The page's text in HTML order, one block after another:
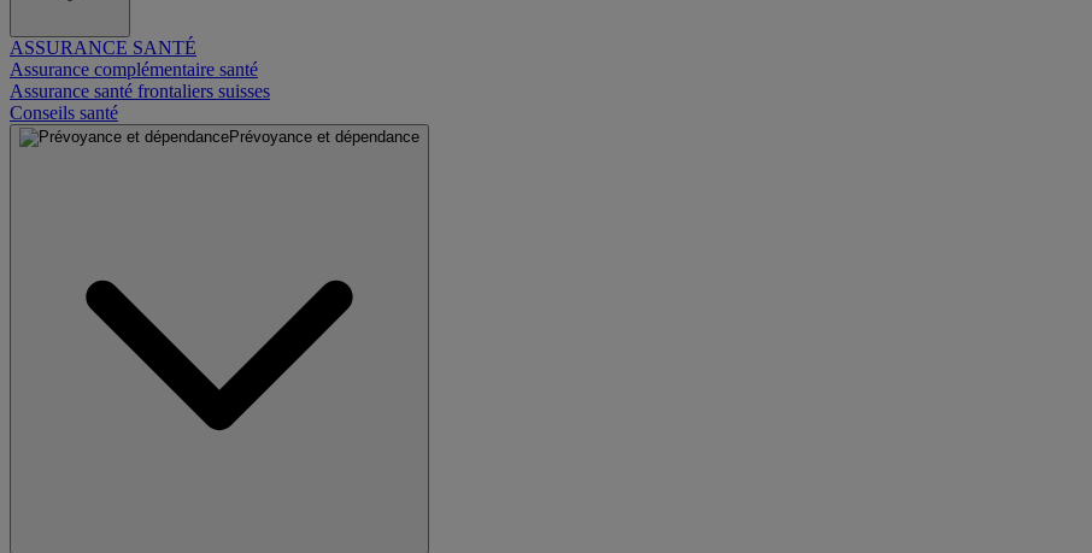
ASSURANCE SANTÉ
Assurance complémentaire santé
Assurance santé frontaliers suisses
Conseils santé
Prévoyance et dépendance